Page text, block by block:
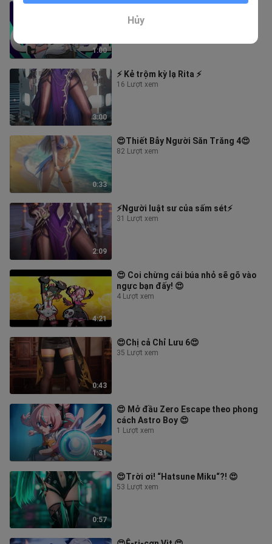
1:00
🎉Tận mắt chứng kiến! Bạc Hà đời
thứ 31!🎉🎃🧟
1 Lượt xem
3:00
⚡ Kẻ trộm kỳ lạ Rita ⚡
16 Lượt xem
0:33
😍Thiết Bẫy Người Săn Trăng 4😍
82 Lượt xem
2:09
⚡Người luật sư của sấm sét⚡
31 Lượt xem
4:21
😍 Coi chừng cái búa nhỏ sẽ gõ vào
ngực bạn đấy! 😍
4 Lượt xem
0:43
😍Chị cả Chỉ Lưu 6😍
35 Lượt xem
1:31
😍 Mở đầu Zero Escape theo phong
cách Astro Boy 😍
1 Lượt xem
0:57
😍Trời ơi! “Hatsune Miku“?! 😍
53 Lượt xem
Hủy